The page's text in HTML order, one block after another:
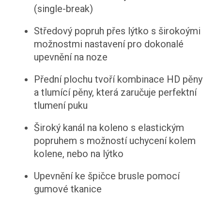
(single-break)
Středový popruh přes lýtko s širokoými
možnostmi nastavení pro dokonalé
upevnění na noze
Přední plochu tvoří kombinace HD pěny
a tlumící pěny, která zaručuje perfektní
tlumení puku
Široký kanál na koleno s elastickým
popruhem s možností uchycení kolem
kolene, nebo na lýtko
Upevnění ke špičce brusle pomocí
gumové tkanice